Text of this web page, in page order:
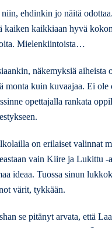
ehdinkin jo näitä
kaiken kaikkiaan hyvä
Mielenkiintoista…
näkemyksiä aiheista
monta kuin kuvaajaa. Ei ole
opettajalla rankata
on erilaiset valinnat
vain Kiire ja Lukittu -
ideaa. Tuossa sinun
värit, tykkään.
se pitänyt arvata, että